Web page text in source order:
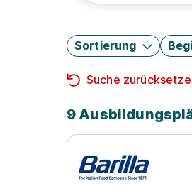
Sortierung
Suche
9